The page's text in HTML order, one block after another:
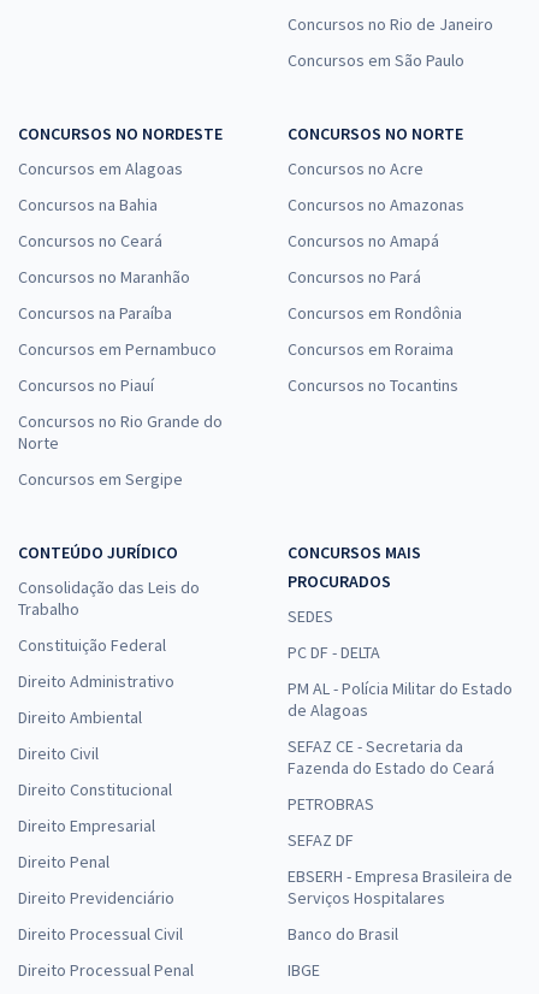
Concursos no Rio de Janeiro
Concursos em São Paulo
CONCURSOS NO NORDESTE
Concursos em Alagoas
Concursos na Bahia
Concursos no Ceará
Concursos no Maranhão
Concursos na Paraíba
Concursos em Pernambuco
Concursos no Piauí
Concursos no Rio Grande do
Norte
Concursos em Sergipe
CONCURSOS NO NORTE
Concursos no Acre
Concursos no Amazonas
Concursos no Amapá
Concursos no Pará
Concursos em Rondônia
Concursos em Roraima
Concursos no Tocantins
CONTEÚDO JURÍDICO
Consolidação das Leis do
Trabalho
Constituição Federal
Direito Administrativo
Direito Ambiental
Direito Civil
Direito Constitucional
Direito Empresarial
Direito Penal
Direito Previdenciário
Direito Processual Civil
Direito Processual Penal
CONCURSOS MAIS
PROCURADOS
SEDES
PC DF - DELTA
PM AL - Polícia Militar do Estado
de Alagoas
SEFAZ CE - Secretaria da
Fazenda do Estado do Ceará
PETROBRAS
SEFAZ DF
EBSERH - Empresa Brasileira de
Serviços Hospitalares
Banco do Brasil
IBGE